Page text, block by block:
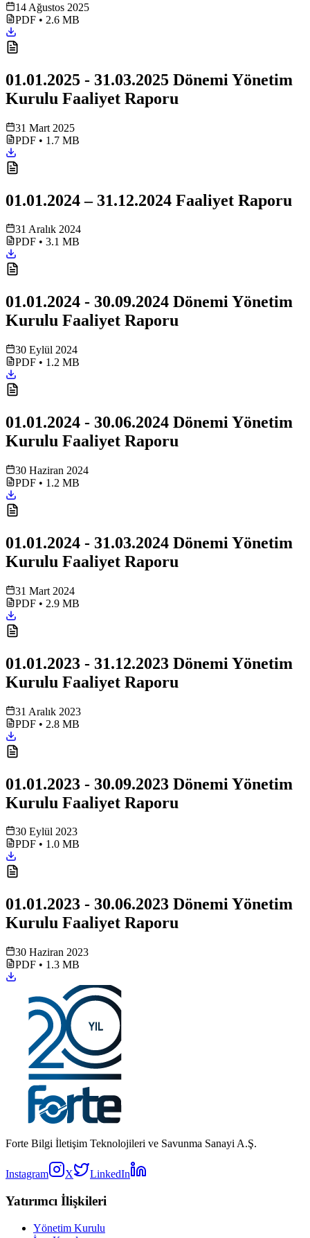
14 Ağustos 2025
PDF • 2.6 MB
01.01.2025 - 31.03.2025 Dönemi Yönetim
Kurulu Faaliyet Raporu
31 Mart 2025
PDF • 1.7 MB
01.01.2024 – 31.12.2024 Faaliyet Raporu
31 Aralık 2024
PDF • 3.1 MB
01.01.2024 - 30.09.2024 Dönemi Yönetim
Kurulu Faaliyet Raporu
30 Eylül 2024
PDF • 1.2 MB
01.01.2024 - 30.06.2024 Dönemi Yönetim
Kurulu Faaliyet Raporu
30 Haziran 2024
PDF • 1.2 MB
01.01.2024 - 31.03.2024 Dönemi Yönetim
Kurulu Faaliyet Raporu
31 Mart 2024
PDF • 2.9 MB
01.01.2023 - 31.12.2023 Dönemi Yönetim
Kurulu Faaliyet Raporu
31 Aralık 2023
PDF • 2.8 MB
01.01.2023 - 30.09.2023 Dönemi Yönetim
Kurulu Faaliyet Raporu
30 Eylül 2023
PDF • 1.0 MB
01.01.2023 - 30.06.2023 Dönemi Yönetim
Kurulu Faaliyet Raporu
30 Haziran 2023
PDF • 1.3 MB
Forte Bilgi İletişim Teknolojileri ve Savunma Sanayi A.Ş.
Instagram X LinkedIn
Yatırımcı İlişkileri
Yönetim Kurulu